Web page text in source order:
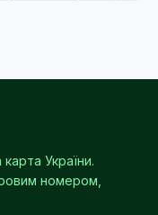
України.
номером,